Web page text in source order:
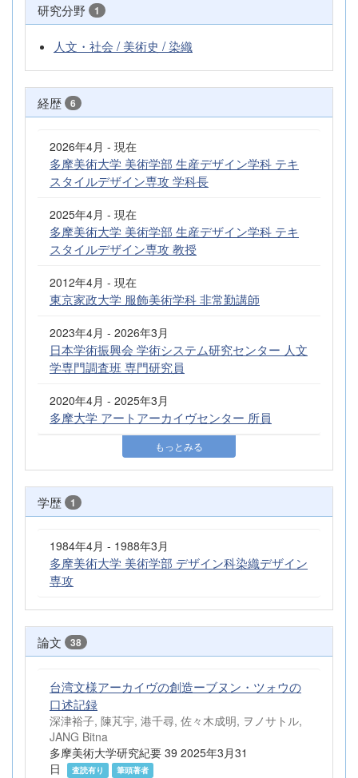
研究分野 1
人文・社会 / 美術史 / 染織
経歴 6
2026年4月 - 現在
多摩美術大学 美術学部 生産デザイン学科 テキ
スタイルデザイン専攻 学科長
2025年4月 - 現在
多摩美術大学 美術学部 生産デザイン学科 テキ
スタイルデザイン専攻 教授
2012年4月 - 現在
東京家政大学 服飾美術学科 非常勤講師
2023年4月 - 2026年3月
日本学術振興会 学術システム研究センター 人文
学専門調査班 専門研究員
2020年4月 - 2025年3月
多摩大学 アートアーカイヴセンター 所員
もっとみる
学歴 1
1984年4月 - 1988年3月
多摩美術大学 美術学部 デザイン科染織デザイン
専攻
論文 38
台湾文様アーカイヴの創造ーブヌン・ツォウの
口述記録
深津裕子, 陳芃宇, 港千尋, 佐々木成明, ヲノサトル,
JANG Bitna
多摩美術大学研究紀要 39 2025年3月31
日
査読有り 筆頭著者